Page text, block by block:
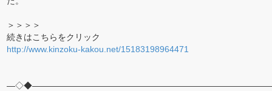
＞＞＞＞
続きはこちらをクリック
http://www.kinzoku-kakou.net/15183198964471